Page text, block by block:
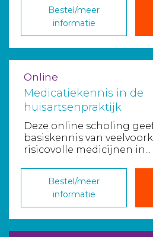
Bestel/meer
informatie
Online
Medicatiekennis in de
huisartsenpraktijk
Deze online scholing
basiskennis van
risicovolle medicijnen in...
Bestel/meer
informatie